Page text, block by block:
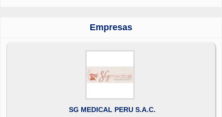
Empresas
SG MEDICAL PERU S.A.C.